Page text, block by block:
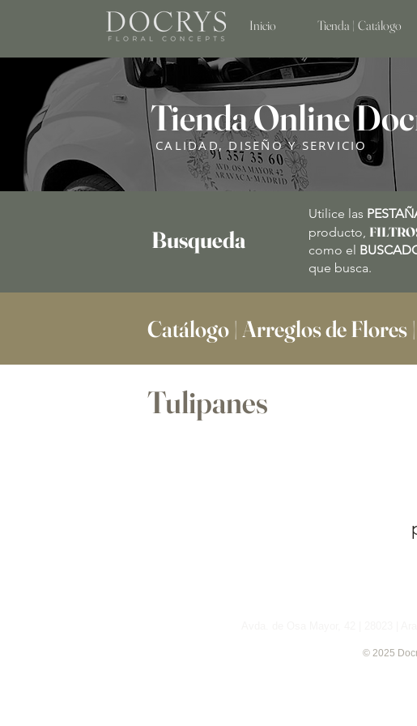
Inicio Tienda | Catálogo
CALIDAD, DISEÑO Y SERVICIO
Tienda Online
Busqueda
Utilice las
producto,
como el
que busca.
Catálogo | Arreglos de Flores
Tulipanes
© 2025